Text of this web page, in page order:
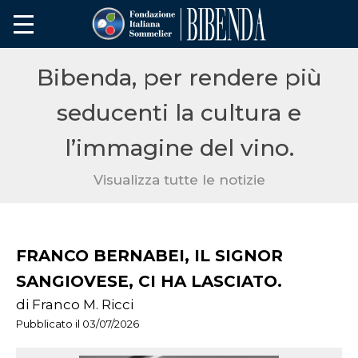
Bibenda, per rendere più
seducenti la cultura e
l’immagine del vino.
Visualizza tutte le notizie
FRANCO BERNABEI, IL SIGNOR
SANGIOVESE, CI HA LASCIATO.
di Franco M. Ricci
Pubblicato il 03/07/2026